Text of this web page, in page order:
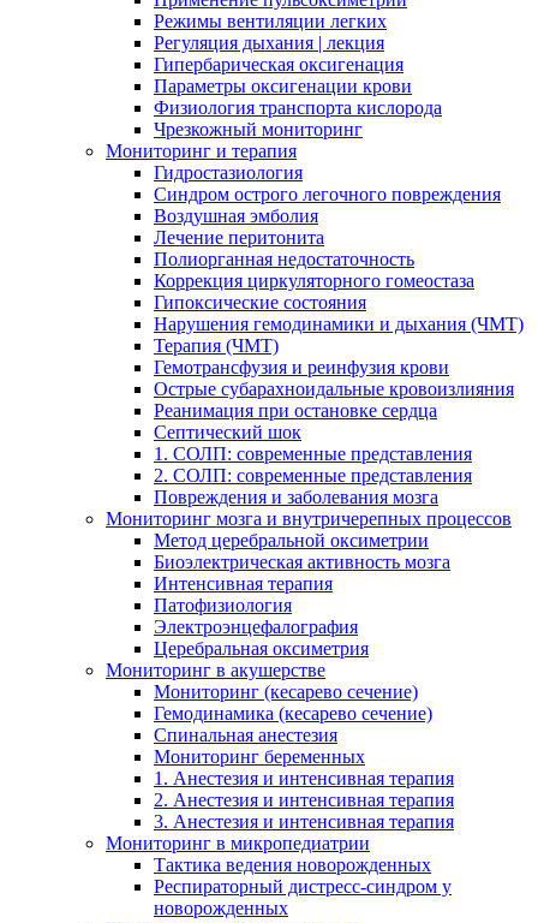
Режимы вентиляции легких
Регуляция дыхания | лекция
Гипербарическая оксигенация
Параметры оксигенации крови
Физиология транспорта кислорода
Чрезкожный мониторинг
Мониторинг и терапия
Гидростазиология
Cиндром острого легочного повреждения
Воздушная эмболия
Лечение перитонита
Полиорганная недостаточность
Коррекция циркуляторного гомеостаза
Гипоксические состояния
Нарушения гемодинамики и дыхания (ЧМТ)
Терапия (ЧМТ)
Гемотрансфузия и реинфузия крови
Острые субарахноидальные кровоизлияния
Реанимация при остановке сердца
Септический шок
1. СОЛП: современные представления
2. СОЛП: современные представления
Повреждения и заболевания мозга
Мониторинг мозга и внутричерепных процессов
Метод церебральной оксиметрии
Биоэлектрическая активность мозга
Интенсивная терапия
Патофизиология
Электроэнцефалография
Церебральная оксиметрия
Мониторинг в акушерстве
Мониторинг (кесарево сечение)
Гемодинамика (кесарево сечение)
Спинальная анестезия
Мониторинг беременных
1. Анестезия и интенсивная терапия
2. Анестезия и интенсивная терапия
3. Анестезия и интенсивная терапия
Мониторинг в микропедиатрии
Тактика ведения новорожденных
Респираторный дистресс-синдром у
новорожденных